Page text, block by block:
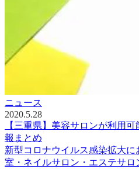
ニュース
2020.5.28
【三重県】美容サロンが利用
報まとめ
新型コロナウイルス感染拡大
室・ネイルサロン・エステサ